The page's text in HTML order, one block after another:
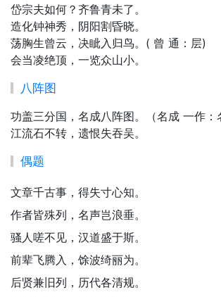
岱宗夫如何？齐鲁青未了。
造化钟神秀，阴阳割昏晓。
荡胸生曾云，决眦入归鸟。( 曾 通：层)
会当凌绝顶，一览众山小。
八阵图
功盖三分国，名成八阵图。（名成 一作：
江流石不转，遗恨失吞吴。
偶题
文章千古事，得失寸心知。
作者皆殊列，名声岂浪垂。
骚人嗟不见，汉道盛于斯。
前辈飞腾入，馀波绮丽为。
后贤兼旧列，历代各清规。